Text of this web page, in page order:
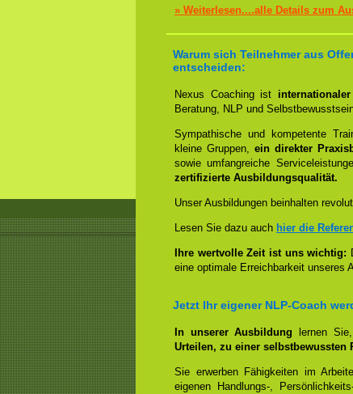
» Weiterlesen....alle Details zum
Warum sich Teilnehmer aus
entscheiden:
Nexus Coaching ist
Beratung, NLP und
Sympathische und kompetente
kleine Gruppen, ein direkter
sowie umfangreiche
zertifizierte Ausbildungsqualität.
Unser Ausbildungen beinhalten
Lesen Sie dazu auch hier die
Ihre wertvolle Zeit ist uns wichtig:
eine optimale Erreichbarkeit unseres
Jetzt Ihr eigener NLP-Coach
In unserer Ausbildung lernen
Urteilen, zu einer selbstbewussten
Sie erwerben Fähigkeiten im
eigenen Handlungs-,